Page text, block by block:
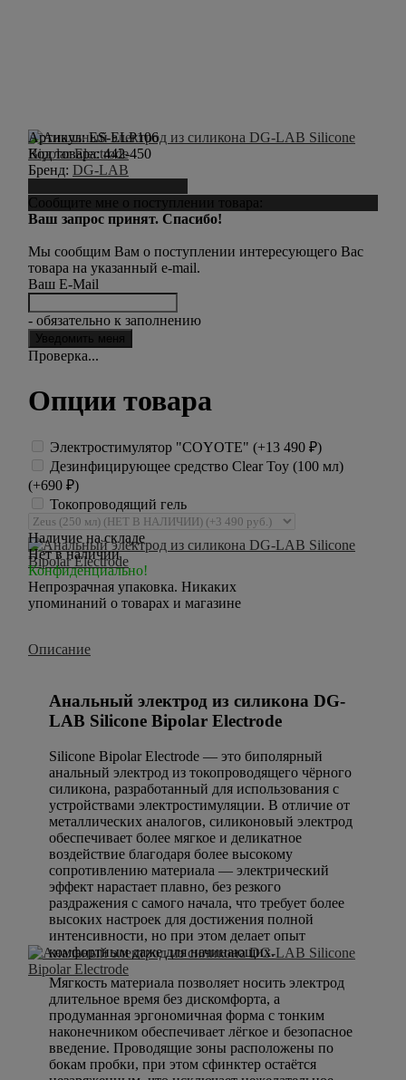
Артикул:ES-ELP106
Код товара:442-450
Бренд: DG-LAB
Сообщите мне о поступлении товара:
Ваш запрос принят. Спасибо!
Мы сообщим Вам о поступлении интересующего Вас
товара на указанный e-mail.
Ваш E-Mail
- обязательно к заполнению
Проверка...
Опции товара
Электростимулятор "COYOTE" (+13 490 ₽)
Дезинфицирующее средство Clear Toy (100 мл)
(+690 ₽)
Токопроводящий гель
Наличие на складе
Нет в наличии
Конфиденциально!
Непрозрачная упаковка. Никаких
упоминаний о товарах и магазине
Описание
Анальный электрод из силикона DG-
LAB Silicone Bipolar Electrode
Silicone Bipolar Electrode — это биполярный
анальный электрод из токопроводящего чёрного
силикона, разработанный для использования с
устройствами электростимуляции. В отличие от
металлических аналогов, силиконовый электрод
обеспечивает более мягкое и деликатное
воздействие благодаря более высокому
сопротивлению материала — электрический
эффект нарастает плавно, без резкого
раздражения с самого начала, что требует более
высоких настроек для достижения полной
интенсивности, но при этом делает опыт
комфортным даже для начинающих.
Мягкость материала позволяет носить электрод
длительное время без дискомфорта, а
продуманная эргономичная форма с тонким
наконечником обеспечивает лёгкое и безопасное
введение. Проводящие зоны расположены по
бокам пробки, при этом сфинктер остаётся